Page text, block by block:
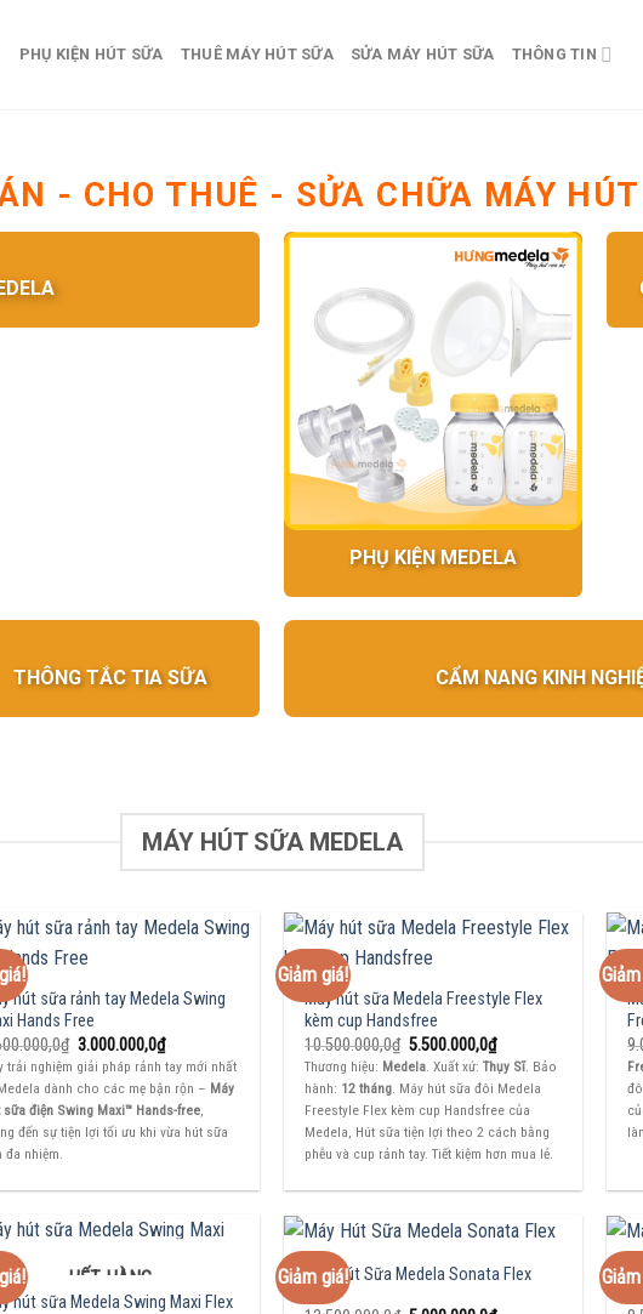
PHỤ KIỆN HÚT SỮA THUÊ MÁY HÚT SỮA SỬA MÁY HÚT SỮA THÔNG TIN
- CHO THUÊ - SỬA CHỮA MÁY
PHỤ KIỆN MEDELA
THÔNG TẮC TIA SỮA CẨM NANG KINH
MÁY HÚT SỮA MEDELA
hút sữa rảnh tay Medela Swing
Hands Free
₫ Giá
gốc
là:
7.600.000,0₫.
3.000.000,0₫Giá
hiện
tại
là:
3.000.000,0₫.
trải nghiệm giải pháp rảnh tay mới nhất
dành cho các mẹ bận rộn – Máy
sữa điện Swing Maxi™ Hands-free,
đến sự tiện lợi tối ưu khi vừa hút sữa
đa nhiệm.
Giảm giá!
Máy hút sữa Medela Freestyle Flex
kèm cup Handsfree
10.500.000,0₫ Giá
gốc
là:
10.500.000,0₫.
5.500.000,0₫Giá
hiện
tại
là:
5.500.000,0₫.
Thương hiệu: Medela. Xuất xứ:Thụy Sĩ. Bảo
hành: 12 tháng. Máy hút sữa đôi Medela
Freestyle Flex kèm cup Handsfree của
Medela, Hút sữa tiện lợi theo 2 cách bằng
phễu và cup rảnh tay. Tiết kiệm hơn mua lẻ.
HẾT HÀNG
hút sữa Medela Swing Maxi Flex
Giảm giá!
Máy Hút Sữa Medela Sonata Flex